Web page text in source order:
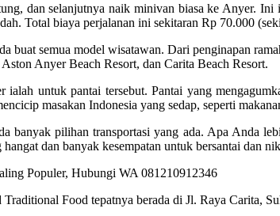
dan selanjutnya naik minivan biasa ke Anyer.
Total biaya perjalanan ini sekitaran Rp 70.000
buat semua model wisatawan. Dari penginapan
Anyer Beach Resort, dan Carita Beach Resort.
ialah untuk pantai tersebut. Pantai yang
masakan Indonesia yang sedap, seperti
banyak pilihan transportasi yang ada. Apa Anda
dan banyak kesempatan untuk bersantai dan
Food tepatnya berada di Jl. Raya Carita,